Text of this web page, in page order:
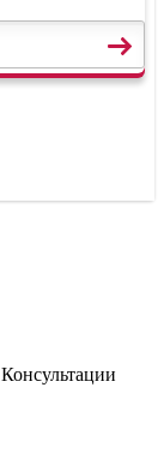
Консультации